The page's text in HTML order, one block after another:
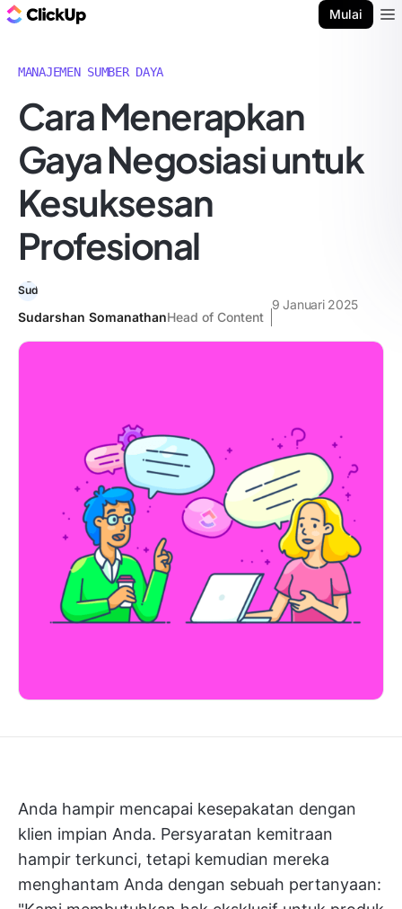
Mulai
MANAJEMEN SUMBER DAYA
Cara Menerapkan
Gaya Negosiasi untuk
Kesuksesan
Profesional
Sudarshan SomanathanHead of Content
9 Januari 2025
Anda hampir mencapai kesepakatan dengan
klien impian Anda. Persyaratan kemitraan
hampir terkunci, tetapi kemudian mereka
menghantam Anda dengan sebuah pertanyaan: